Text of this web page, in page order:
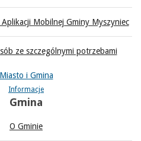
Mobilnej Gminy Myszyniec
ze szczególnymi potrzebami
Miasto i Gmina
Informacje
Gmina
O Gminie